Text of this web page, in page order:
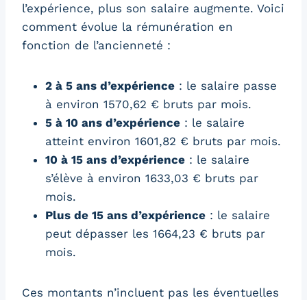
l’expérience, plus son salaire augmente. Voici
comment évolue la rémunération en
fonction de l’ancienneté :
2 à 5 ans d’expérience : le salaire passe
à environ 1570,62 € bruts par mois.
5 à 10 ans d’expérience : le salaire
atteint environ 1601,82 € bruts par mois.
10 à 15 ans d’expérience : le salaire
s’élève à environ 1633,03 € bruts par
mois.
Plus de 15 ans d’expérience : le salaire
peut dépasser les 1664,23 € bruts par
mois.
Ces montants n’incluent pas les éventuelles